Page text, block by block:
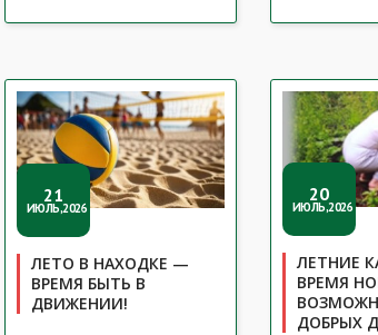
21
ИЮЛЬ,2026
ЛЕТО В НАХОДКЕ —
ВРЕМЯ БЫТЬ В
ДВИЖЕНИИ!
20
ИЮЛЬ,2026
ЛЕТНИЕ
ВРЕМЯ
ДОБРЫХ